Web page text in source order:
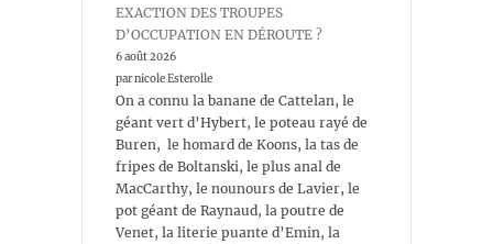
EXACTION DES TROUPES
D’OCCUPATION EN DÉROUTE ?
6 août 2026
par nicole Esterolle
On a connu la banane de Cattelan, le
géant vert d’Hybert, le poteau rayé de
Buren, le homard de Koons, la tas de
fripes de Boltanski, le plus anal de
MacCarthy, le nounours de Lavier, le
pot géant de Raynaud, la poutre de
Venet, la literie puante d’Emin, la